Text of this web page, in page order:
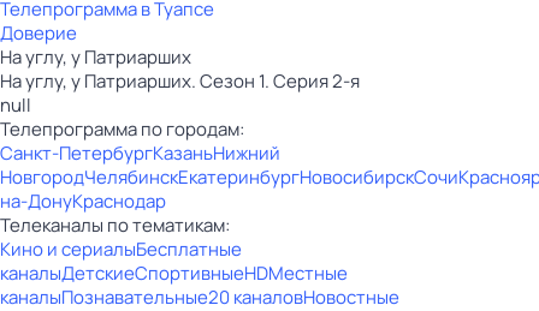
Телепрограмма в Туапсе
Доверие
На углу, у Патриарших
На углу, у Патриарших. Сезон 1. Серия 2-я
null
Телепрограмма по городам:
Санкт-ПетербургКазаньНижний
НовгородЧелябинскЕкатеринбургНовосибирскСочи
на-ДонуКраснодар
Телеканалы по тематикам:
Кино и сериалыБесплатные
каналыДетскиеСпортивныеHDМестные
каналыПознавательные20 каналовНовостные